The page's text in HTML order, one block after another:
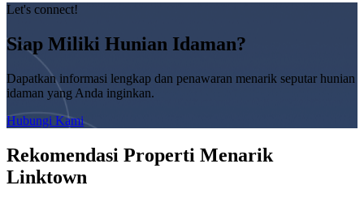
Let's connect!
Siap Miliki Hunian Idaman?
Dapatkan informasi lengkap dan penawaran menarik seputar hunian
idaman yang Anda inginkan.
Hubungi Kami
Rekomendasi Properti Menarik
Linktown